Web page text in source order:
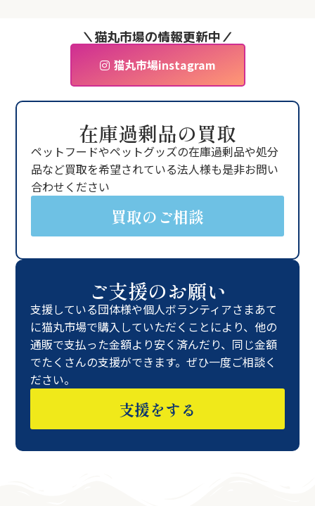
＼猫丸市場の情報更新中／
猫丸市場instagram
在庫過剰品の買取
ペットフードやペットグッズの在庫過剰品や処分
品など買取を希望されている法人様も是非お問い
合わせください
買取のご相談
ご支援のお願い
支援している団体様や個人ボランティアさまあて
に猫丸市場で購入していただくことにより、他の
通販で支払った金額より安く済んだり、同じ金額
でたくさんの支援ができます。ぜひ一度ご相談く
ださい。
支援をする